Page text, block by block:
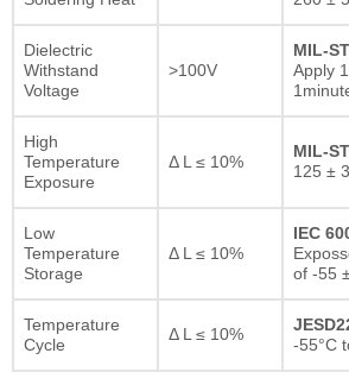
Dielectric
Withstand
Voltage
>100V
MIL-
Apply
High
Temperature
Exposure
Δ L ≤ 10%
MIL-
125 ±
Low
Temperature
Storage
Δ L ≤ 10%
IEC
of -55
Temperature
Cycle
Δ L ≤ 10%
-55°C